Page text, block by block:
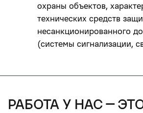
охраны объектов,
технических средств
несанкционированного
(системы сигнализации,
работа у нас –